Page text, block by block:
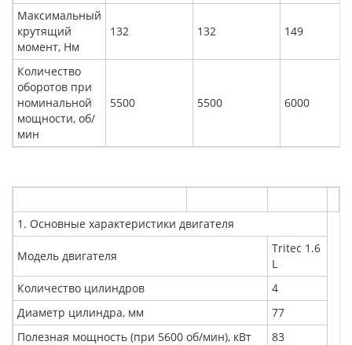
Максимальный
крутящий
момент, Нм
132 132 149
Количество
оборотов при
номинальной
мощности, об/
мин
5500 5500 6000
1. Основные характеристики двигателя
Модель двигателя
Tritec 1.6
L
Количество цилиндров
4
Диаметр цилиндра, мм
77
Полезная мощность (при 5600 об/мин), кВт
83